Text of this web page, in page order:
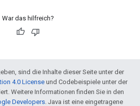
War das hilfreich?
sind die Inhalte dieser Seite unter der
4.0 License und Codebeispiele unter der
Weitere Informationen finden Sie in den
Developers. Java ist eine eingetragene